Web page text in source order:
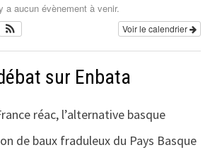
a aucun évènement à venir.
Voir le calendrier
sur Enbata
réac, l’alternative basque
de baux fraduleux du Pays Basque